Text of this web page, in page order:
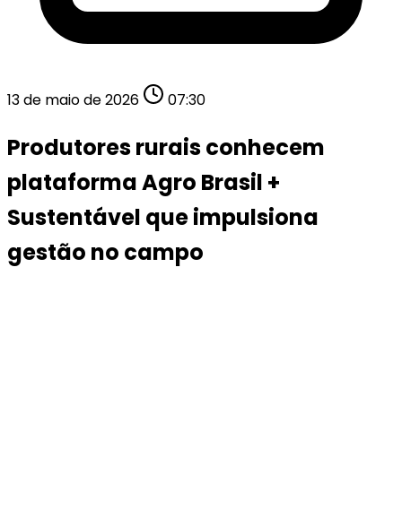
13 de maio de 2026 07:30
Produtores rurais conhecem
plataforma Agro Brasil +
Sustentável que impulsiona
gestão no campo